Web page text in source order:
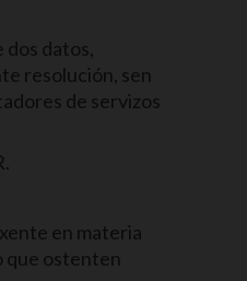
datos,
resolución, sen
de servizos
en materia
que ostenten